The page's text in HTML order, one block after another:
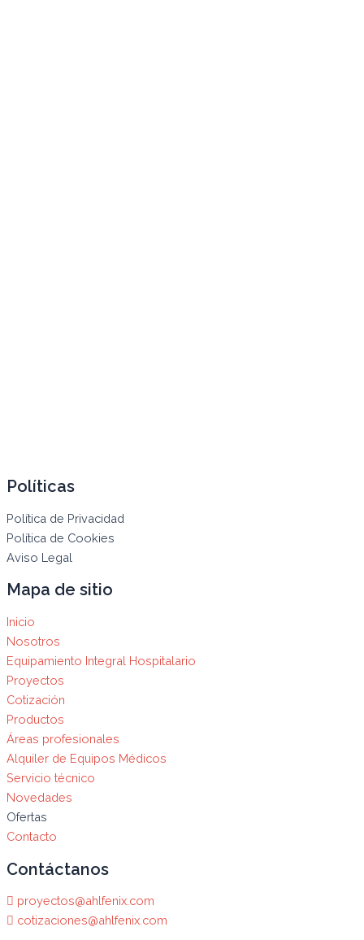
Políticas
Política de Privacidad
Política de Cookies
Aviso Legal
Mapa de sitio
Inicio
Nosotros
Equipamiento Integral Hospitalario
Proyectos
Cotización
Productos
Áreas profesionales
Alquiler de Equipos Médicos
Servicio técnico
Novedades
Ofertas
Contacto
Contáctanos
proyectos@ahlfenix.com
cotizaciones@ahlfenix.com